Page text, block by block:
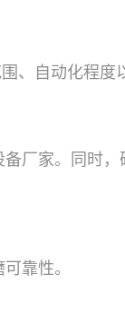
、自动化程度
厂家。同时
靠性。